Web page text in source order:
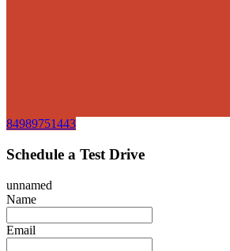
84989751443
Schedule a Test Drive
unnamed
Name
Email